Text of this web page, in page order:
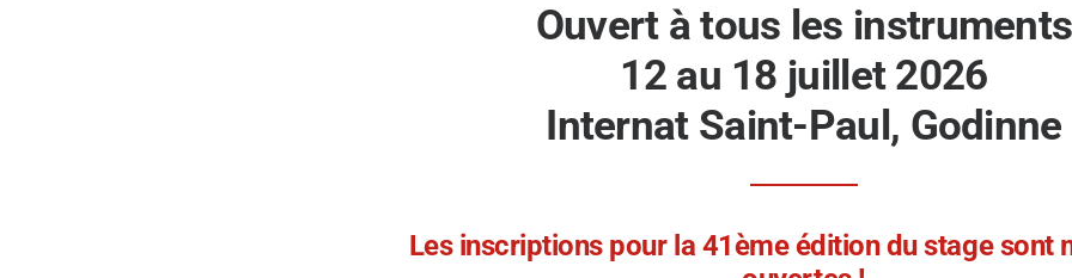
Ouvert à tous les instruments
12 au 18 juillet 2026
Internat Saint-Paul, Godinne
Les inscriptions pour la 41ème édition du stage sont